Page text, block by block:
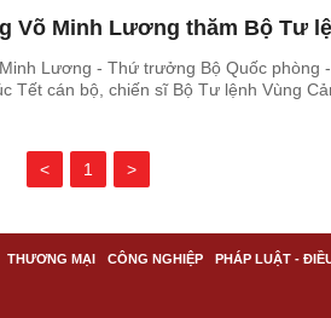
Võ Minh Lương thăm Bộ Tư
Lương - Thứ trưởng Bộ Quốc phòng
Tết cán bộ, chiến sĩ Bộ Tư lệnh Vùng
< 1 >
THƯƠNG MẠI CÔNG NGHIỆP PHÁP LUẬT -